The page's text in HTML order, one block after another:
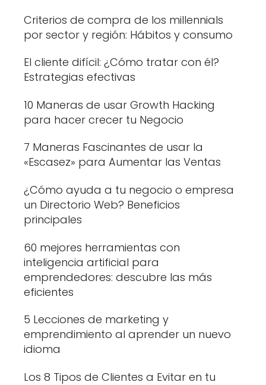
Criterios de compra de los millennials
por sector y región: Hábitos y consumo
El cliente difícil: ¿Cómo tratar con él?
Estrategias efectivas
10 Maneras de usar Growth Hacking
para hacer crecer tu Negocio
7 Maneras Fascinantes de usar la
«Escasez» para Aumentar las Ventas
¿Cómo ayuda a tu negocio o empresa
un Directorio Web? Beneficios
principales
60 mejores herramientas con
inteligencia artificial para
emprendedores: descubre las más
eficientes
5 Lecciones de marketing y
emprendimiento al aprender un nuevo
idioma
Los 8 Tipos de Clientes a Evitar en tu